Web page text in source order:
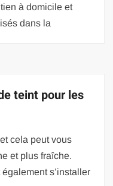
à domicile et
dans la
teint pour les
cela peut vous
et plus fraîche.
s’installer